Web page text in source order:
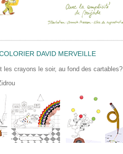
DAVID MERVEILLE
les crayons le soir, au fond des cartables?